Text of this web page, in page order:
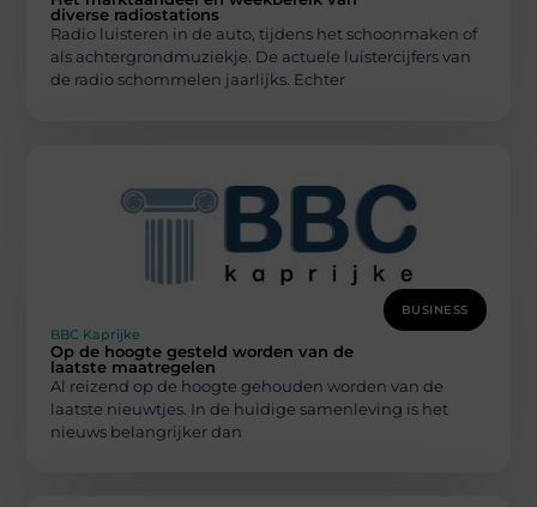
diverse radiostations
Radio luisteren in de auto, tijdens het schoonmaken of
als achtergrondmuziekje. De actuele luistercijfers van
de radio schommelen jaarlijks. Echter
BUSINESS
BBC Kaprijke
Op de hoogte gesteld worden van de
laatste maatregelen
Al reizend op de hoogte gehouden worden van de
laatste nieuwtjes. In de huidige samenleving is het
nieuws belangrijker dan